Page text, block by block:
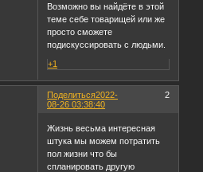
Возможно вы найдёте в этой
теме себе товарищей или же
просто сможете
подискуссировать с людьми.
+1
Поделиться 2
2022-
08-26 03:38:40
Жизнь весьма интересная
штука мы можем потратить
пол жизни что бы
спланировать другую